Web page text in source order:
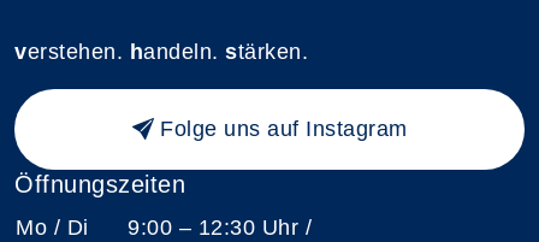
verstehen. handeln. stärken.
Folge uns auf Instagram
Öffnungszeiten
Mo / Di
9:00 – 12:30 Uhr /